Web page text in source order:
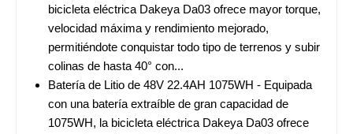
bicicleta eléctrica Dakeya Da03 ofrece mayor torque,
velocidad máxima y rendimiento mejorado,
permitiéndote conquistar todo tipo de terrenos y subir
colinas de hasta 40° con...
Batería de Litio de 48V 22.4AH 1075WH - Equipada
con una batería extraíble de gran capacidad de
1075WH, la bicicleta eléctrica Dakeya Da03 ofrece